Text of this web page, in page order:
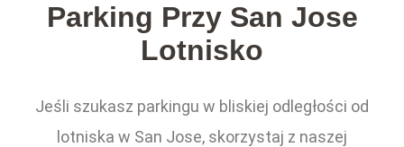
Parking Przy San Jose
Lotnisko
Jeśli szukasz parkingu w bliskiej odległości od
lotniska w San Jose, skorzystaj z naszej